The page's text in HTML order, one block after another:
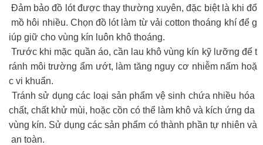
Đảm bảo đồ lót được thay thường xuyên, đặc biệt là khi đổ
mồ hôi nhiều. Chọn đồ lót làm từ vải cotton thoáng khí để g
iúp giữ cho vùng kín luôn khô thoáng.
Trước khi mặc quần áo, cần lau khô vùng kín kỹ lưỡng để t
ránh môi trường ẩm ướt, làm tăng nguy cơ nhiễm nấm hoặ
c vi khuẩn.
Tránh sử dụng các loại sản phẩm vệ sinh chứa nhiều hóa
chất, chất khử mùi, hoặc cồn có thể làm khô và kích ứng da
vùng kín. Sử dụng các sản phẩm có thành phần tự nhiên và
an toàn.